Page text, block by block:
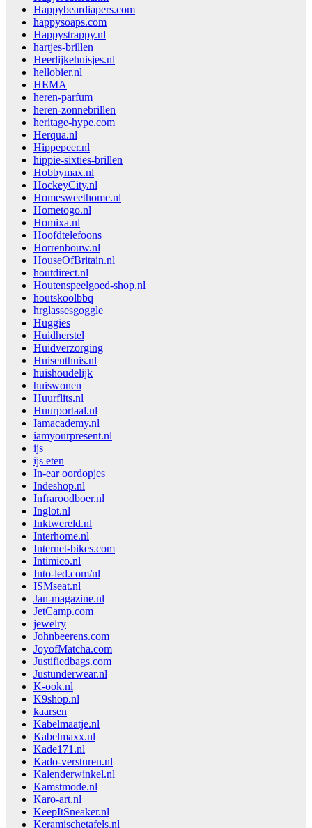
Happybeardiapers.com
happysoaps.com
Happystrappy.nl
hartjes-brillen
Heerlijkehuisjes.nl
hellobier.nl
HEMA
heren-parfum
heren-zonnebrillen
heritage-hype.com
Herqua.nl
Hippepeer.nl
hippie-sixties-brillen
Hobbymax.nl
HockeyCity.nl
Homesweethome.nl
Hometogo.nl
Homixa.nl
Hoofdtelefoons
Horrenbouw.nl
HouseOfBritain.nl
houtdirect.nl
Houtenspeelgoed-shop.nl
houtskoolbbq
hrglassesgoggle
Huggies
Huidherstel
Huidverzorging
Huisenthuis.nl
huishoudelijk
huiswonen
Huurflits.nl
Huurportaal.nl
Iamacademy.nl
iamyourpresent.nl
ijs
ijs eten
In-ear oordopjes
Indeshop.nl
Infraroodboer.nl
Inglot.nl
Inktwereld.nl
Interhome.nl
Internet-bikes.com
Intimico.nl
Into-led.com/nl
ISMseat.nl
Jan-magazine.nl
JetCamp.com
jewelry
Johnbeerens.com
JoyofMatcha.com
Justifiedbags.com
Justunderwear.nl
K-ook.nl
K9shop.nl
kaarsen
Kabelmaatje.nl
Kabelmaxx.nl
Kade171.nl
Kado-versturen.nl
Kalenderwinkel.nl
Kamstmode.nl
Karo-art.nl
KeepItSneaker.nl
Keramischetafels.nl